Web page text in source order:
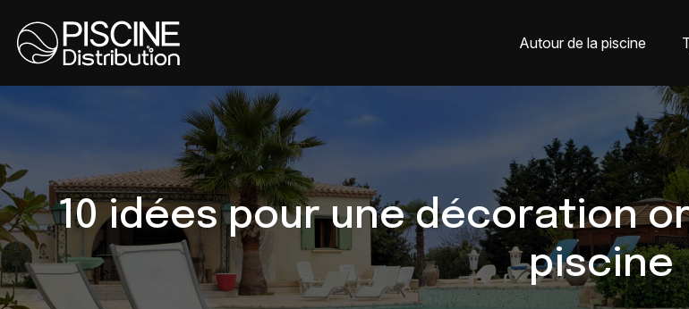
Autour de la piscine
10 idées pour une décoration
piscine